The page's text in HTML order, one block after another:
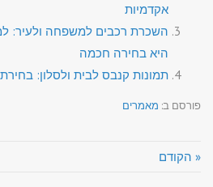
אקדמיות
השכרת רכבים למשפחה ולעיר:
היא בחירה חכמה
תמונות קנבס לבית ולסלון:
פורסם ב: מאמרים
« הקודם